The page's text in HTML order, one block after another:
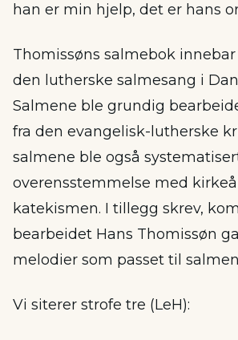
han er min hjelp, det er hans
Thomissøns salmebok
den lutherske salmesang i
Salmene ble grundig
fra den evangelisk-lutherske
salmene ble også
overensstemmelse med
katekismen. I tillegg skrev,
bearbeidet Hans Thomissøn
melodier som passet til
Vi siterer strofe tre (LeH):